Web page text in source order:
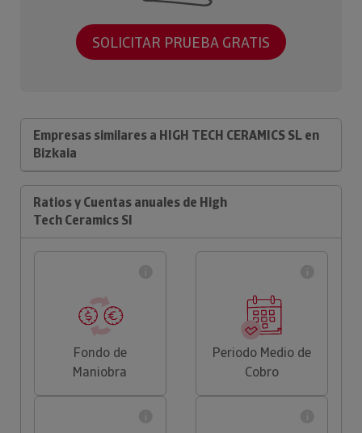
SOLICITAR PRUEBA GRATIS
Empresas similares a HIGH TECH CERAMICS SL en
Bizkaia
Ratios y Cuentas anuales de High
Tech Ceramics Sl
Fondo de
Maniobra
Periodo Medio de
Cobro